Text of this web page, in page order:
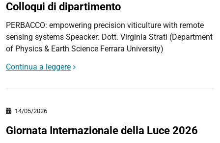
Colloqui di dipartimento
PERBACCO: empowering precision viticulture with remote
sensing systems Speacker: Dott. Virginia Strati (Department
of Physics & Earth Science Ferrara University)
Continua a leggere
14/05/2026
Giornata Internazionale della Luce 2026